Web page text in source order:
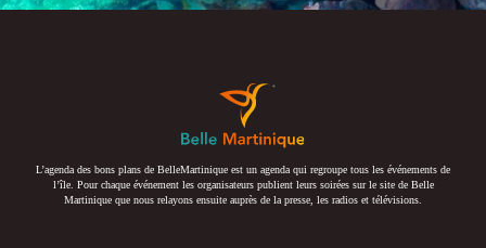
L’agenda des bons plans de BelleMartinique est un agenda qui regroupe tous les événements de
l’île. Pour chaque événement les organisateurs publient leurs soirées sur le site de Belle
Martinique que nous relayons ensuite auprès de la presse, les radios et télévisions.